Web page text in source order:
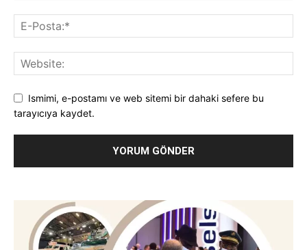
Ismimi, e-postamı ve web sitemi bir dahaki sefere bu
tarayıcıya kaydet.